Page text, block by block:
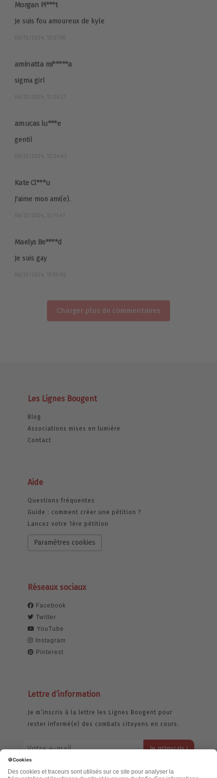
Morgan Pi***t
Je suis fou amoureux de kyle
06/12/2024, 12:27:50
aminatta mi*****a
sigma girl
06/12/2024, 12:25:27
amucas lu***e
gentil
06/12/2024, 12:24:02
Kate Cl***u
J'aime mon ami(e).
06/12/2024, 12:11:47
Maelys Be****d
Je suis gay
06/12/2024, 11:59:02
Charger plus de commentaires
Les Lignes Bougent
Blog
Associations mises en lumière
Contact
Aide
Questions fréquentes
Guide : comment créer une pétition ?
Lancez votre 1ère pétition
Paramètres cookies
Réseaux sociaux
Facebook
Twitter
YouTube
Instagram
Pinterest
Lettre d’information
Je m’inscris à la lettre les Lignes Bougent pour
rester informé(e) des combats citoyens en cours.
jamais échangée. Pour consulter notre politique de confidentialité,